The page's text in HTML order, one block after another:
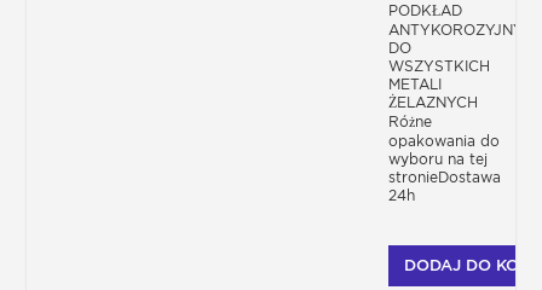
PODKŁAD
ANTYKOROZYJNY
DO
WSZYSTKICH
METALI
ŻELAZNYCH
Różne
opakowania do
wyboru na tej
stronieDostawa
24h
DODAJ DO